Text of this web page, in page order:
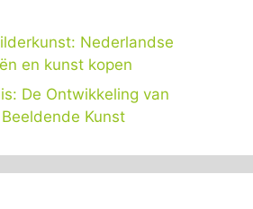
Nederlandse
en kunst kopen
De Ontwikkeling van
Kunst